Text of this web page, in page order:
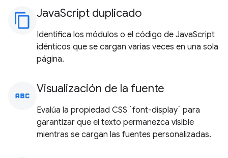
content_copy JavaScript duplicado
Identifica los módulos o el código de JavaScript
idénticos que se cargan varias veces en una sola
página.
abc Visualización de la fuente
Evalúa la propiedad CSS `font-display` para
garantizar que el texto permanezca visible
mientras se cargan las fuentes personalizadas.